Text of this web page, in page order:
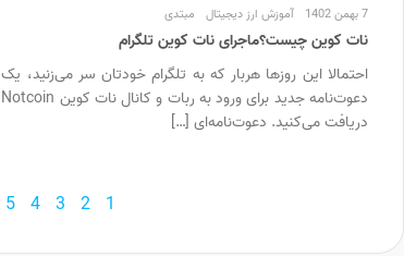
7 بهمن 1402 آموزش ارز دیجیتال مبتدی
نات کوین چیست؟‌ماجرای نات کوین تلگرام
احتمالا این روزها هربار که به تلگرام خودتان سر می‌زنید، یک
دعوت‌نامه جدید برای ورود به ربات و کانال نات کوین Notcoin
دریافت می‌کنید. دعوت‌نامه‌ای […]
1
2
3
4
5